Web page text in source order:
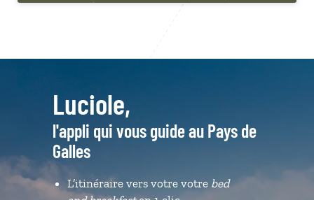
Luciole,
l'appli qui vous guide au Pays de
Galles
L’itinéraire vers votre votre bed